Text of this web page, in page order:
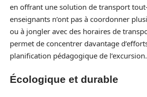
en offrant une solution de transport
enseignants n’ont pas à coordonner
ou à jongler avec des horaires de
permet de concentrer davantage
planification pédagogique de l’excursion.
Écologique et durable